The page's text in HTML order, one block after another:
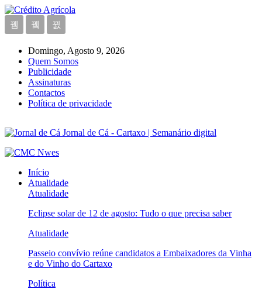
Domingo, Agosto 9, 2026
Quem Somos
Publicidade
Assinaturas
Contactos
Política de privacidade
Jornal de Cá - Cartaxo | Semanário digital
Início
Atualidade
Atualidade
Eclipse solar de 12 de agosto: Tudo o que precisa saber
Atualidade
Passeio convívio reúne candidatos a Embaixadores da Vinha
e do Vinho do Cartaxo
Política